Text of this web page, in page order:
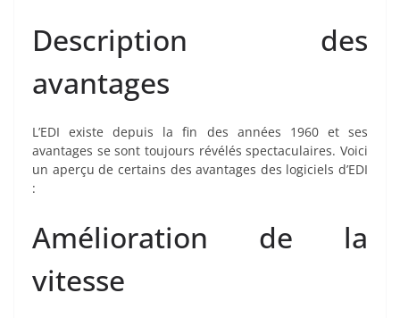
Description des
avantages
L’EDI existe depuis la fin des années 1960 et ses
avantages se sont toujours révélés spectaculaires. Voici
un aperçu de certains des avantages des logiciels d’EDI
:
Amélioration de la
vitesse